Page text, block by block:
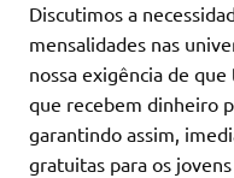
Discutimos a
mensalidades nas
nossa exigência de
que recebem dinheiro
garantindo assim,
gratuitas para os